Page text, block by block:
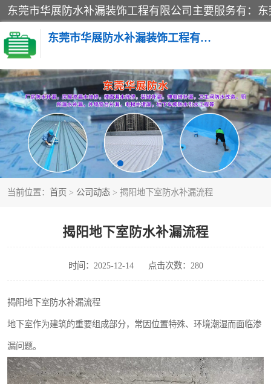
东莞市华展防水补漏装饰工程有限公司
当前位置： 首页 > 公司动态 > 揭阳地下室防水补漏流程
揭阳地下室防水补漏流程
时间：2025-12-14 点击次数：280
揭阳地下室防水补漏流程
地下室作为建筑的重要组成部分，常因位置特殊、环境潮湿而面临渗
漏问题。
楼面防水补漏
阳台卫生间防水补漏
金属房搭建及补漏